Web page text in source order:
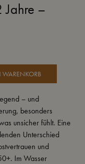
Jahre –
– und
besonders
unsicher fühlt. Eine
Unterschied
und
Im Wasser